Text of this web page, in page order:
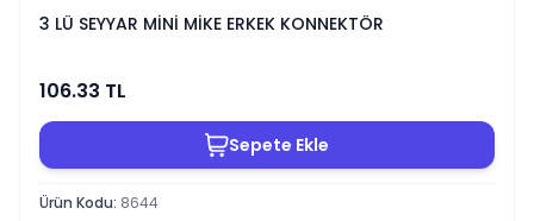
3 LÜ SEYYAR MİNİ MİKE ERKEK KONNEKTÖR
106.33 TL
Sepete Ekle
Ürün Kodu: 8644